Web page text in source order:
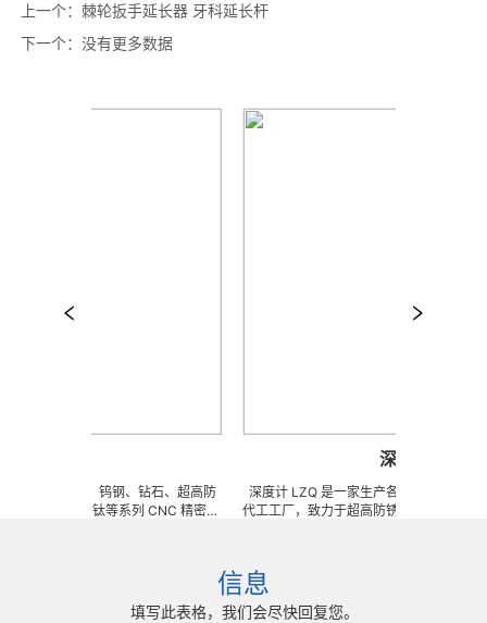
上一个： 棘轮扳手延长器 牙科延长杆
下一个： 没有更多数据
做陶瓷、钨钢、钻石、超高防
钛合金、钛等系列 CNC 精密刀
效率、低成本的应用。
深度计
深度计 LZQ 是一家生产各种牙科种植工具部
代工工厂，致力于超高防锈高硬度高耐磨、高
精密技术生产加工能力，实现高效率，低成本
我们专业为客户生产成套手术工具。 有大量现
来图来样任意定制各种牙科种植工具部件，而
信息
填写此表格，我们会尽快回复您。